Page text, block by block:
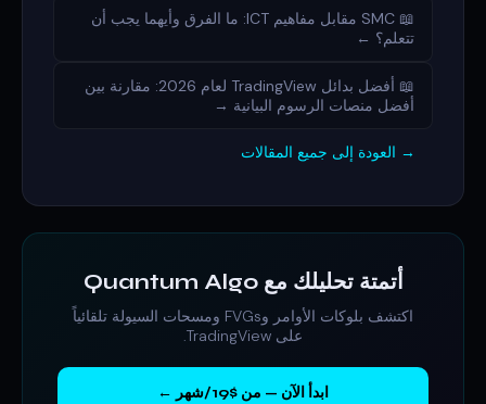
📖 SMC مقابل مفاهيم ICT: ما الفرق وأيهما يجب أن
تتعلم؟ ←
📖 أفضل بدائل TradingView لعام 2026: مقارنة بين
أفضل منصات الرسوم البيانية →
→ العودة إلى جميع المقالات
أتمتة تحليلك مع Quantum Algo
اكتشف بلوكات الأوامر وFVGs ومسحات السيولة تلقائياً
على TradingView.
ابدأ الآن — من $19/شهر ←